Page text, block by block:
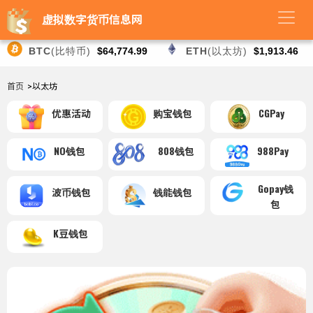
虚拟数字货币信息网
BTC(比特币) $64,774.99 ETH(以太坊) $1,913.46
首页 >以太坊
优惠活动 购宝钱包 CGPay
NO钱包 808钱包 988Pay
波币钱包 钱能钱包
Gopay钱
包
K豆钱包